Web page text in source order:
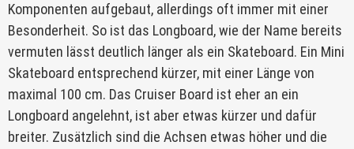
Komponenten aufgebaut, allerdings oft immer mit einer
Besonderheit. So ist das Longboard, wie der Name bereits
vermuten lässt deutlich länger als ein Skateboard. Ein Mini
Skateboard entsprechend kürzer, mit einer Länge von
maximal 100 cm. Das Cruiser Board ist eher an ein
Longboard angelehnt, ist aber etwas kürzer und dafür
breiter. Zusätzlich sind die Achsen etwas höher und die